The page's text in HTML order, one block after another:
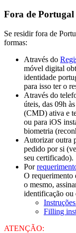
Fora de Portugal
Se residir fora de
formas:
Através do
móvel digital
identidade
para isso ter o
Através do
úteis, das 09h
(CMD) ativa e
ou para iOS
biometria
Autorizar outra
pedido por si
seu certificado).
Por
O requerimento
o mesmo,
identificação ou
Filling
ATENÇÃO: